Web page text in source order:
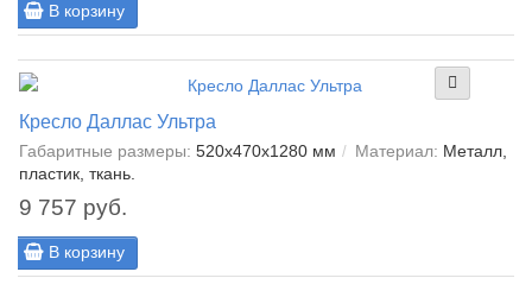
В корзину
Кресло Даллас Ультра
Габаритные размеры: 520х470х1280 мм Материал: Металл,
пластик, ткань.
9 757 руб.
В корзину